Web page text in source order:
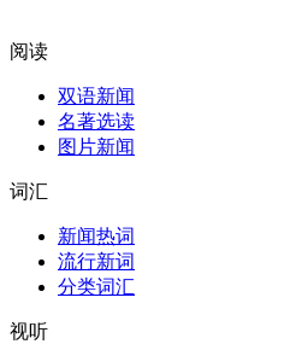
阅读
双语新闻
名著选读
图片新闻
词汇
新闻热词
流行新词
分类词汇
视听